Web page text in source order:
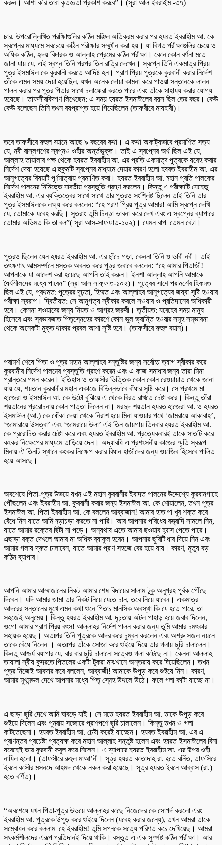
করুন। আশা করি তারা কৃতজ্ঞতা প্রকাশ করবে”। (সূরা আল ইবরাহীম -৩৭)
চার. উপরোল্লিখিত পরক্ষিাগুলির কঠিন মঞ্জিল অতিক্রম করার পর হযরত ইবরাহীম আ. কে
স্বপ্নের মাধ্যমে সবচেয়ে কঠিন পরীক্ষার সম্মুখীন করা হয়। যা বিগত পরীক্ষাগুলির চেয়ে ও
অধিক কঠিন, হৃদয় বিদারক ও আল্লাহ প্রেমের কঠিন পরীক্ষা। কোন কোন বর্ণনা মতে
জানা যায় যে, এই স্বপ্ন তিনি পরপর তিন রাত্রি দেখেন। স্বপ্নে তিনি একমাত্র প্রিয়
পুত্র ইসমাঈল কে কুরবানী করতে আদিষ্ট হন। প্রাণ প্রিয় পুত্রকে কুরবানী করার নির্দেশ
তাঁকে এমন সময় দেয়া হয়েছিল, যখন অনেক দোয়া কামনা করে পাওয়া সন্তানকে লালন
পালন করার পর পুত্র পিতার সাথে চলাফেরা করতে পারে এবং তাঁকে সাহায্য করার যোগ্য
হয়েছে। তাফসীরবিদগণ লিখেছেন: এ সময় হযরত ইসমাঈলের বয়স ছিল তের বছর। কেউ
কেউ বলেছেন তিনি তখন বয়প্রাপ্ত হয়ে গিয়েছিলেন (তাফরীরে মাযহারী)।
তবে তাফসীরে রুহুল বয়ানে আছে ৯ বছরের কথা। এ কথা অকাট্যভাবে প্রমাণিত সত্য
যে, নবী রাসূলগণের স্বপ্নও ওহীর অর্ন্তভূক্ত। তাই এ স্বপ্নের অর্থ ছিল এই যে,
আল্লাহ তায়ালার পক্ষ থেকে হযরত ইবরাহীম আ. এর প্রতি একমাত্র পুত্রকে যবেহ করার
নির্দেশ দেয়া হয়েছে এ হুকুমটি স্বপ্নের মাধ্যমে দেয়ার কারণ হলো হযরত ইবরাহীম আ. এর
আনুগত্যের বিষয়টি পূর্ণমাত্রায় প্রমাণিত করা। হযরত ইবরাহীম আ. মহান প্রতি পালকের
নির্দেশ পালনের নিমিত্তে যাবতীয় প্রস্তুতি গ্রহণ করলেন। কিন্তু এ পরীক্ষাটি যেহেতু
ইবরাহীম আ. এর ব্যক্তিত্বের সাথে সাথে তার পুত্রও সংশ্লিষ্ট ছিলেন তাই তিনি তার
পুত্র ইসমাঈলকে লক্ষ্য করে বললেন: “হে প্রাণ প্রিয় পুত্র আমার! আমি স্বপ্নে দেখি
যে, তোমাকে যবেহ করছি। সুতরাং তুমি চিন্তা ভাবনা করে দেখ এবং এ স্বপ্নের ব্যাপারে
তোমার অভিমত কি তা বল”( সূরা আস-সাফফাত-১০২)। যেমন বাপ, তেমন বেটা।
পুত্রও ছিলেন যেন হযরত ইবরাহীম আ. এর ছাঁচে গড়া, কেননা তিনি ও ভাবী নবী। তাই
তৎক্ষণাৎ আত্মসর্ম্পনে মস্তক অবনত করে পুত্র জবাবে বললেন: “হে আমার পিতাজী!
আপনাকে যা আদেশ করা হয়েছে আপনি তাই করুন। ইনশা আল্লাহ আপনি আমাকে
ধৈর্যশীলদের মধ্যে পাবেন” (সূরা আস সাফ্ফাত-১০২)। পুত্রের সাথে পরামর্শের হিকমত
ছিল এই যে, প্রথমত: পুত্রের দৃঢ়তা, হিম্মত এবং আল্লাহর আনুগত্যের জয্বা সৃষ্টি হওয়ার
পরীক্ষা স্বরূপ। দ্বিতীয়ত: সে আনুগত্য স্বীকার করলে সওয়াব ও প্রতিদানের অধিকারী
হবে। কেননা সওয়াবের জন্য নিয়ত ও আগ্রহ জরুরী। তৃতীয়ত: যবেহের সময় মানুষ
হিসেবে এবং স্বভাবজাত পিতৃস্নেহের কারণে কোন ভুল ভ্রান্তি হওয়ার সমূহ সম্ভাবনা
থেকে অনেকটা মুক্ত থাকার প্রবল আশা সৃষ্টি হবে। (তাফসীরে রুহুল বয়ান)।
পরামর্শ শেষে পিতা ও পুত্র মহান আল্লাহর সন্তুষ্টির জন্য সর্বোচ্চ ত্যাগ স্বীকার করে
কুরবানীর নির্দেশ পালনের প্রস্তুতি গ্রহণ করেন এবং এ কাজ সমাধার জন্য তারা মিনা
প্রান্তরে গমন করেন। ইতিহাস ও তাফসীর ভিত্তিক কোন কোন রেওয়ায়াত থেকে জানা
যায় যে, শয়তান কুরবানীর মহান একাজে বিভিন্নভাবে বাঁধার সৃষ্টি করে। সে প্রথমে মা
হাজেরা ও ইসমাঈল আ. কে উল্টো বুঝিয়ে এ থেকে বিরত রাখতে চেষ্টা করে। কিন্তু তাঁরা
শয়তানের প্ররোচনায় কোন পাত্তা দিলেন না। মরদুদ শয়তান হযরত হাজেরা আ. ও হযরত
ইসমাঈল (আ.) কে ধোঁকা দেয়া থেকে নিরাশ হয়ে মিনা যাওয়ার পথে ‘জামরায়ে আকাবাহ’,
‘জামারায়ে উসত্বা’ এবং ‘জামরায়ে উলা’ এই তিন জায়গায় তিনবার হযরত ইবরাহীম আ.
কে প্ররোচিত করার চেষ্টা করে এবং হযরত ইবরাহীম আ. প্রত্যেকবারই তাকে সাতটি করে
কংকর নিক্ষেপের মাধ্যমে তাড়িয়ে দেন। অদ্যাবধি এ প্রশংসনীয় কাজের স্মৃতি স্বরূপ
মিনায় ঐ তিনটি স্থানে কংকর নিক্ষেপ করার বিধান হাজীদের জন্য ওয়াজিব হিসেবে পালিত
হয়ে আসছে।
অবশেষে পিতা-পুত্র উভয়ে যখন এই মহান কুরবানীর ইবাদত পালনের উদ্দেশ্যে কুরবানগাহে
পৌঁছলেন এবং ইবরাহীম আ. কুরবানী করার জন্য ইসমাঈল আ. কে শোয়ালেন, তখন পুত্র
ইসমাঈল আ. পিতা ইবরাহীম আ. কে বললেন আব্বাজান! আমার হাত পা খুব শক্ত করে
বেঁধে নিন যাতে আমি নড়াচড়া করতে না পারি। আর আপনার পরিধেয় বস্ত্রাদি সামলে নিন,
যাতে আমার রক্তের ছিটা না পড়ে। অন্যথায় এতে আমার ছওয়াব হ্রাস পেতে পারে।
এছাড়া রক্ত দেখলে আমার মা অধিক ব্যাকুল হবেন। আপনার ছুরিটি ধার দিয়ে নিন এবং
আমার গলায় দ্রুত চালাবেন, যাতে আমার প্রাণ সহজে বের হয়ে যায়। কারণ, মৃত্যু বড়
কঠিন ব্যাপার।
আপনি আমার আম্মাজানের নিকট আমার শেষ বিদায়ের সালাম টুকু অনুগ্রহ পূর্বক পৌঁছে
দিবেন। যদি আমার জামা তার নিকট নিয়ে যেতে চান, তবে নিয়ে যাবেন। একমাত্র
আদরের সন্তানের মুখে এমন কথা শুনে পিতার মানসিক অবস্থা কি যে হতে পারে, তা
সহজেই অনুমেয়। কিন্তু হযরত ইবরাহীম আ. দৃঢ়তায় অটল পাহাড় হয়ে জবাব দিলেন,
ওগো আমার প্রাণ প্রিয় বৎস! আল্লাহর নির্দেশ পালন করার জন্য তুমি আমার চমৎকার
সহায়ক হয়েছ। অতঃপর তিনি পুত্রকে আদর করে চুম্বন করলেন এবং অশ্রু সজল নয়নে
তাকে বেঁধে নিলেন । অতঃপর তাঁকে সোজা করে শুইয়ে দিয়ে তার গলায় ছুরি চালালেন।
কিন্তু আশ্চর্য ব্যাপার যে, বার বার ছুরি চালানো সত্বেও গলা কাটছে না। কেননা আল্লাহ
তায়ালা স্বীয় কুদরতে পিতলের একটা টুকরা মাঝখানে অন্তরায় করে দিয়েছিলেন। তখন
পুত্র নিজেই আবদার করে বললেন, আব্বাজী! আমাকে উপুড় করে শুইয়ে নিন। কারণ,
আমার মুখমন্ডল দেখে আপনার মধ্যে পিতৃ স্নেহ উথলে উঠে। ফলে গলা কাটা যাচ্ছে না।
এ ছাড়া ছুরি দেখে আমি ঘাবড়ে যাই। সে মতে হযরত ইবরাহীম আ. তাকে উপুড় করে
শুইয়ে দিলেন এবং পুনরায় সজোরে প্রাণপণে ছুরি চালালেন। কিন্তু তখন ও গলা
কাটতেছেনা। হযরত ইবরাহীম আ. চেষ্টা করেই যাচ্ছেন। হযরত ইবরাহীম আ. এর এ
প্রাণন্তর প্রচেষ্টা প্রত্যক্ষ করে মহান আল্লাহ সন্তুষ্ট হলেন এবং হযরত ইসমাঈলের বিনা
যবেহেই তার কুরবানী কবুল করে নিলেন। এ ব্যাপারে হযরত ইবরাহীম আ. এর উপর ওহী
নাযিল হলো। (তাফসীরে রুহুল মাআ’নী। সূত্র হযরত কাতাদাহ রা. হতে বর্নিত, তাফসিরে
ইবনে কাসীর মসনদে আহমদ থেকে নকল করা হয়েছে। সূত্র হযরত ইবনে আব্বাস (রা.)
হতে বর্ণিত)।
“অবশেষে যখন পিতা-পুত্র উভয়ে আল্লাহর কাছে নিজেদের কে সোপর্দ করলো এরং
ইবরাহীম আ. পুত্রকে উপুড় করে শুইয়ে দিলেন (যবেহ করার জন্যে), তখন আমরা তাকে
সম্বোধন করে বললাম, হে ইবরাহীম! তুমি সপ্নকে সত্যে পরিণত করে দেখিয়েছ। আমরা
সৎকর্মশীলদের এরূপ প্রতিদানই দিয়ে থাকি। বস্তুত এ এক সুস্পষ্ট কঠিন পরীক্ষা। আর